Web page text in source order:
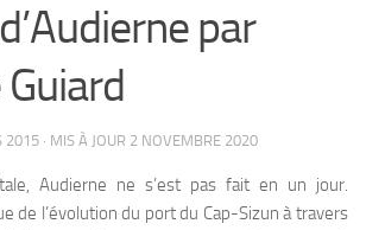
par
2015 · MIS À JOUR 2 NOVEMBRE 2020
Audierne ne s’est pas fait en un jour.
de l’évolution du port du Cap-Sizun à travers